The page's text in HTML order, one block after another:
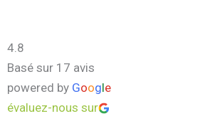
4.8
Basé sur 17 avis
powered by Google
évaluez-nous sur